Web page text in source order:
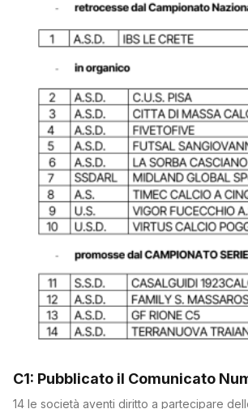
C1: Pubblicato il Comunicato
14 le società aventi diritto a partecipare